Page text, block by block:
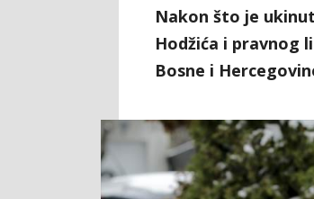
Nakon što je
Hodžića i pravnog
Bosne i